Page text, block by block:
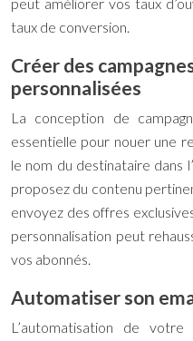
taux de conversion.
Créer des
personnalisées
La conception de
essentielle pour nouer une
le nom du destinataire dans
proposez du contenu
envoyez des offres
personnalisation peut
vos abonnés.
Automatiser son
L’automatisation de